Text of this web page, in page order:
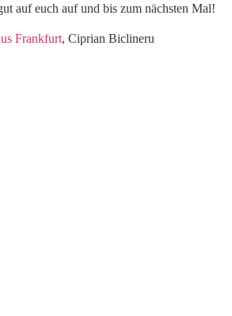
auf euch auf und bis zum nächsten Mal!
Frankfurt, Ciprian Biclineru